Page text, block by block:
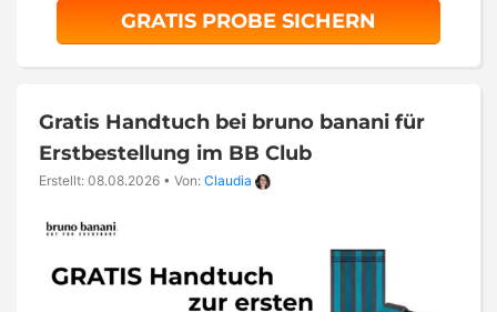
GRATIS PROBE SICHERN
Gratis Handtuch bei bruno banani für
Erstbestellung im BB Club
Erstellt: 08.08.2026 • Von: Claudia